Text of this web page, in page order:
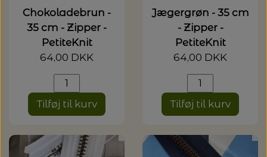
Chokoladebrun -
35 cm - Zipper -
PetiteKnit
64,00 DKK
Tilføj til kurv
Jægergrøn - 35 cm
- Zipper -
PetiteKnit
64,00 DKK
Tilføj til kurv